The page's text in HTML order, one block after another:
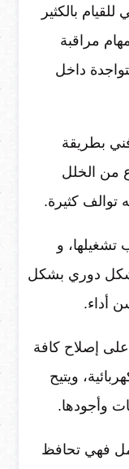
بالكثير
مراقبة
داخل
بطريقة
من الخلل
كثيرة.
تشغيلها، و
بشكل دوري بشكل
أداء.
إصلاح كافة
ويتيح
وأجودها.
فهي تحافظ